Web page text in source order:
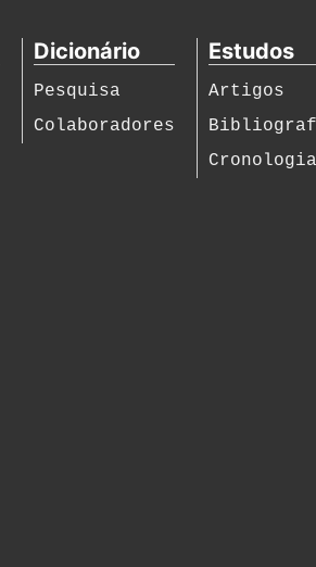
Dicionário
Pesquisa
Colaboradores
Estudos
Artigos